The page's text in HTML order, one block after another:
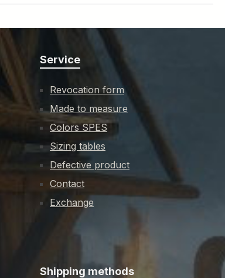
Service
Revocation form
Made to measure
Colors SPES
Sizing tables
Defective product
Contact
Exchange
Shipping methods